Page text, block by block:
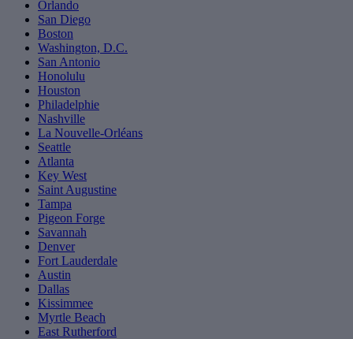
Orlando
San Diego
Boston
Washington, D.C.
San Antonio
Honolulu
Houston
Philadelphie
Nashville
La Nouvelle-Orléans
Seattle
Atlanta
Key West
Saint Augustine
Tampa
Pigeon Forge
Savannah
Denver
Fort Lauderdale
Austin
Dallas
Kissimmee
Myrtle Beach
East Rutherford